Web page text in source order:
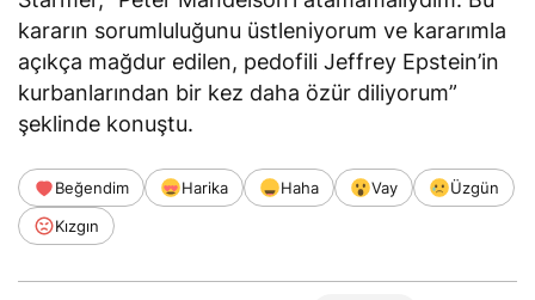
kararın sorumluluğunu üstleniyorum ve kararımla
açıkça mağdur edilen, pedofili Jeffrey Epstein’in
kurbanlarından bir kez daha özür diliyorum”
şeklinde konuştu.
Beğendim Harika Haha Vay
Üzgün
Kızgın